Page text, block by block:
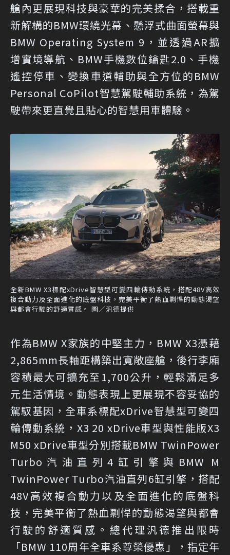
艙內更展現科技與豪華的完美揉合，搭載重
新解構的BMW環繞光幕、懸浮式曲面螢幕與
BMW Operating System 9，並透過AR擴
增實境導航、BMW手機數位鑰匙2.0、手機
遙控停車、變換車道輔助與全方位的BMW
Personal CoPilot智慧駕駛輔助系統，為駕
駛帶來更直覺且貼心的智慧用車體驗。
全新BMW X3標配xDrive智慧型可變四輪傳動系統，搭配48V高效
複合動力及全面進化的底盤科技，完美平衡了熱血剽悍的動態渴望
與都會行駛的舒適質感。 圖／汎德提供
作為BMW X家族的中堅主力，BMW X3憑藉
2,865mm長軸距構築出寬敞座艙，後行李廂
容積最大可擴充至1,700公升，輕鬆滿足多
元生活情境。動態表現上更展現不容妥協的
駕馭基因，全車系標配xDrive智慧型可變四
輪傳動系統，X3 20 xDrive車型與性能版X3
M50 xDrive車型分別搭載BMW TwinPower
Turbo汽油直列4缸引擎與BMW M
TwinPower Turbo汽油直列6缸引擎，搭配
48V高效複合動力以及全面進化的底盤科
技，完美平衡了熱血剽悍的動態渴望與都會
行駛的舒適質感。總代理汎德推出限時
「BMW 110周年全車系尊榮優惠」，指定年